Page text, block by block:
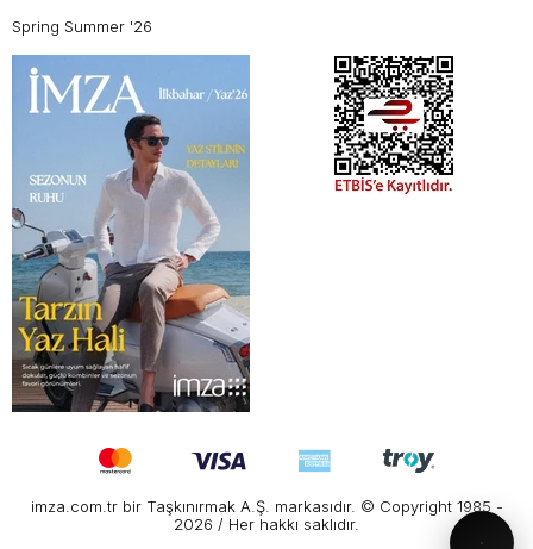
Spring Summer '26
imza.com.tr bir Taşkınırmak A.Ş. markasıdır. © Copyright 1985 -
2026 / Her hakkı saklıdır.